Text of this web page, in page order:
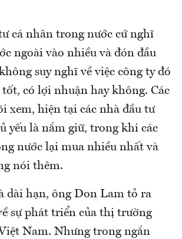
cá nhân trong nước cứ nghĩ
ngoài vào nhiều và đón đầu
suy nghĩ về việc công ty đó
có lợi nhuận hay không. Các
xem, hiện tại các nhà đầu tư
yếu là nắm giữ, trong khi các
nước lại mua nhiều nhất và
nói thêm.
dài hạn, ông Don Lam tỏ ra
sự phát triển của thị trường
Nam. Nhưng trong ngắn